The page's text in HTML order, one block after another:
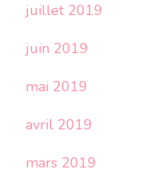
juillet 2019
juin 2019
mai 2019
avril 2019
mars 2019